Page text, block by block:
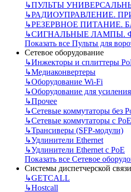
↳ПУЛЬТЫ
↳РАДИОУПРАВЛЕНИЕ.
↳РЕЗЕРВНОЕ ПИТАНИЕ.
↳СИГНАЛЬНЫЕ ЛАМПЫ.
Показать все Пульты для
Сетевое оборудование
↳Инжекторы и сплиттеры
↳Медиаконвертеры
↳Оборудование Wi-Fi
↳Оборудование для
↳Прочее
↳Сетевые коммутаторы без
↳Сетевые коммутаторы с РоЕ
↳Трансиверы (SFP-модули)
↳Удлинители Ethernet
↳Удлинители Ethernet с PoE
Показать все Сетевое
Системы диспетчерской
↳GETCALL
↳Hostcall